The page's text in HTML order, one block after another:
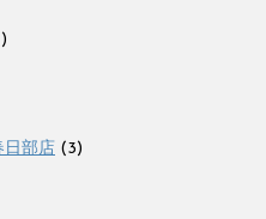
日部店 (3)